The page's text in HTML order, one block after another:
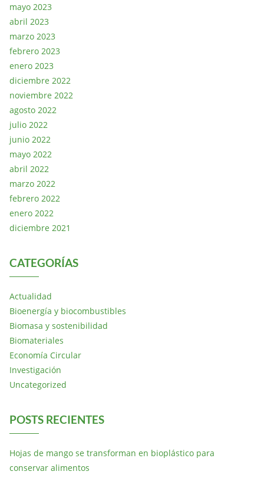
mayo 2023
abril 2023
marzo 2023
febrero 2023
enero 2023
diciembre 2022
noviembre 2022
agosto 2022
julio 2022
junio 2022
mayo 2022
abril 2022
marzo 2022
febrero 2022
enero 2022
diciembre 2021
CATEGORÍAS
Actualidad
Bioenergía y biocombustibles
Biomasa y sostenibilidad
Biomateriales
Economía Circular
Investigación
Uncategorized
POSTS RECIENTES
Hojas de mango se transforman en bioplástico para
conservar alimentos